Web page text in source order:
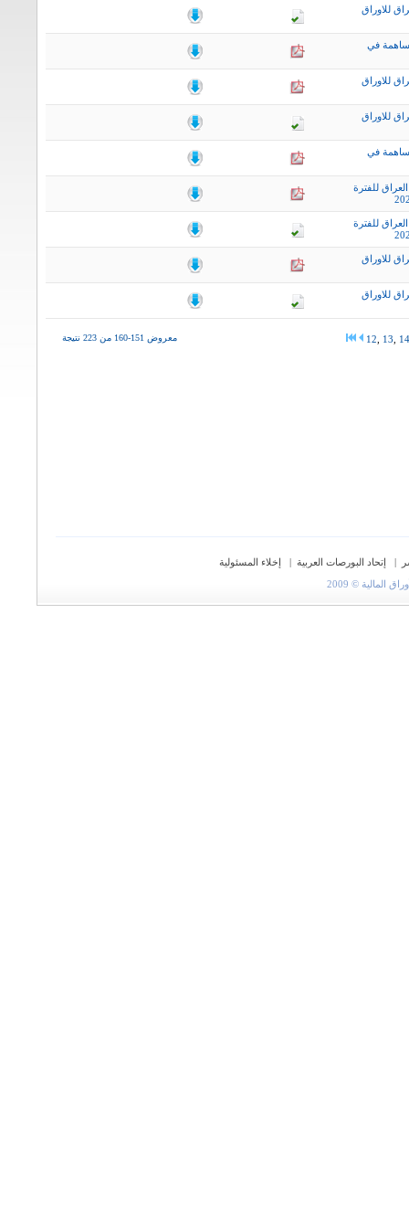
للاوراق
في
للاوراق
للاوراق
في
للفترة
للفترة
للاوراق
للاوراق
معروض 151-160 من 223 نتيجة 12 13 14
| إتحاد البورصات العربية |
إخلاء المسئولية
© 2009